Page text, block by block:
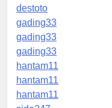
destoto
gading33
gading33
gading33
hantam11
hantam11
hantam11